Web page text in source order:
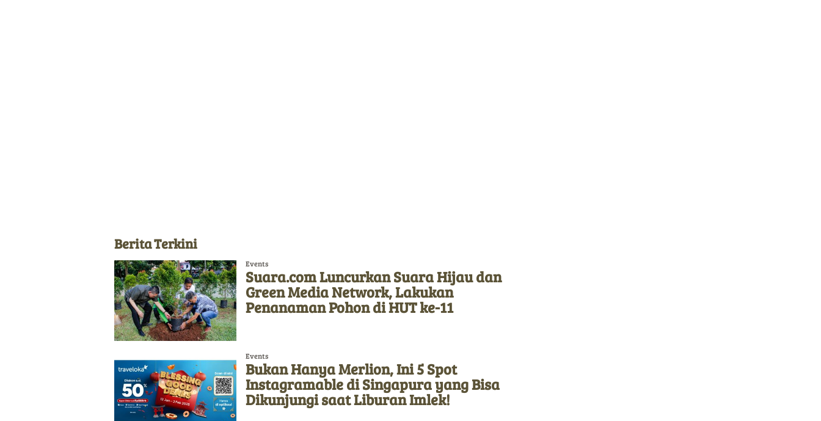
Berita Terkini
Events
Suara.com Luncurkan Suara Hijau dan
Green Media Network, Lakukan
Penanaman Pohon di HUT ke-11
Events
Bukan Hanya Merlion, Ini 5 Spot
Instagramable di Singapura yang Bisa
Dikunjungi saat Liburan Imlek!